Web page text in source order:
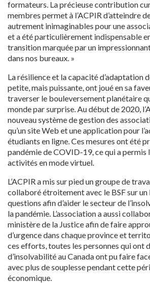
formateurs. La précieuse contribution
membres permet à l’ACPIR d’atteindre
autrement inimaginables pour une
et a été particulièrement indispensable
transition marquée par un
dans nos bureaux. »
La résilience et la capacité d’adaptation
petite, mais puissante, ont joué en sa
traverser le bouleversement planétaire
monde par surprise. Au début de 2020,
nouveau système de gestion des
qu’un site Web et une application pour
étudiants en ligne. Ces mesures ont été
pandémie de COVID-19, ce qui a permis
activités en mode virtuel.
L’ACPIR a mis sur pied un groupe de
collaboré étroitement avec le BSF sur
questions afin d’aider le secteur de
la pandémie. L’association a aussi
ministère de la Justice afin de faire
d’urgence dans chaque province et
ces efforts, toutes les personnes qui ont
d’insolvabilité au Canada ont pu faire
avec plus de souplesse pendant cette
économique.